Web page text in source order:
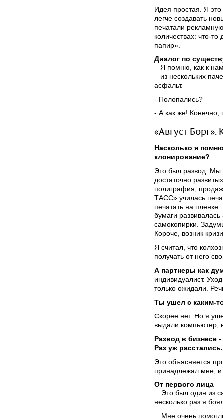
Идея простая. Я
легче создавать
печатали
количествах: что-
папир».
Диалог по
– Я помню, как к
– из нескольких
асфальт.
- Полопались?
- А как же!
«Август
Насколько я
клонирование?
Это был развод. Мы
достаточно
полиграфия,
ТАСС» училась
печатать на
бумаги
самокопирки.
Короче, возник
Я считал, что
получать от него
А партнеры как
индивидуалист.
только ожидали.
Ты ушел с каким-
Скорее нет. Но я
выдали компьютер,
Развод в бизнесе
Раз уж расстались.
Это объясняется
принадлежал мне, и
От первого лица
…Это был один из
несколько раз я
…Мне очень